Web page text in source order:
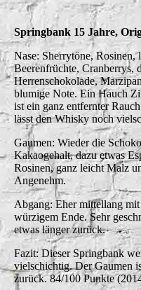
Springbank 15 Jahre,
Nase: Sherrytöne, Rosinen,
Beerenfrüchte, Cranberrys,
Herrenschokolade,
blumige Note. Ein Hauch
ist ein ganz entfernter
lässt den Whisky noch
Gaumen: Wieder die
Kakaogehalt, dazu etwas
Rosinen, ganz leicht Malz
Angenehm.
Abgang: Eher mittellang
würzigem Ende. Sehr
etwas länger zurück.
Fazit: Dieser Springbank
vielschichtig. Der Gaumen
zurück. 84/100 Punkte